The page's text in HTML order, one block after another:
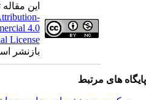
این
Attribution-
4.0
License
بازنشر
های مرتبط